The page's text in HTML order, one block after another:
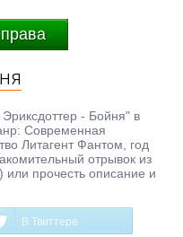
- Бойня" в
Современная
Литагент Фантом, год
отрывок из
или прочесть описание и
В Твиттере